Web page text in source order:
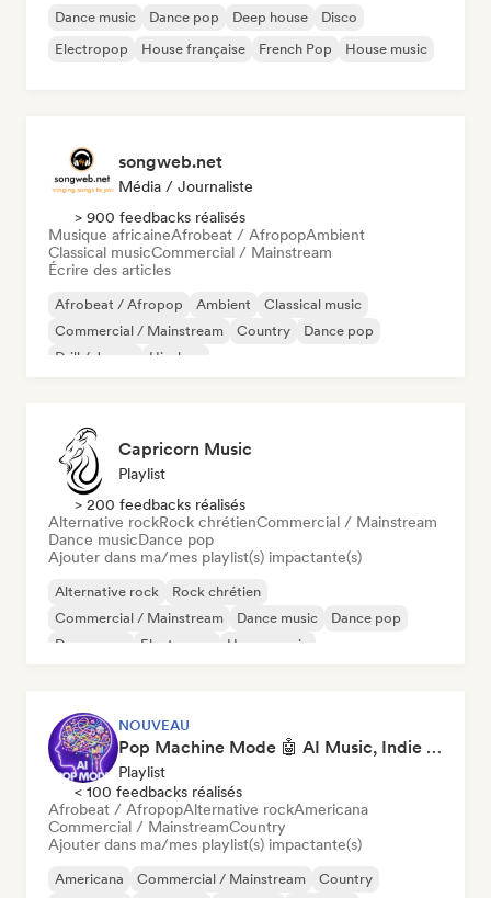
Dance music Dance pop Deep house
Disco
Electropop
House française French Pop House music
songweb.net
Média / Journaliste
> 900 feedbacks réalisés
Musique africaineAfrobeat / AfropopAmbient
Classical musicCommercial / Mainstream
Écrire des articles
Afrobeat / Afropop Ambient
Classical music
Commercial / Mainstream
Country
Dance pop
Drill / Jersey
Hip-hop
Capricorn Music
Playlist
> 200 feedbacks réalisés
Alternative rockRock chrétienCommercial / Mainstream
Dance musicDance pop
Ajouter dans ma/mes playlist(s) impactante(s)
Alternative rock
Rock chrétien
Commercial / Mainstream
Dance music
Dance pop
Dream pop
Electropop House music
NOUVEAU
Pop Machine Mode 🤖 AI Music, Indie Pop & Dream Pop
Playlist
< 100 feedbacks réalisés
Afrobeat / AfropopAlternative rockAmericana
Commercial / MainstreamCountry
Ajouter dans ma/mes playlist(s) impactante(s)
Americana Commercial / Mainstream
Country